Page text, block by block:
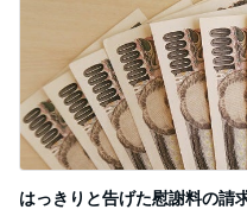
はっきりと告げた慰謝料の請